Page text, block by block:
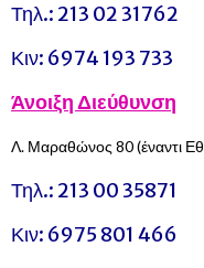
Τηλ.: 213 02 31762
Κιν: 6974 193 733
Άνοιξη Διεύθυνση
Λ. Μαραθώνος 80 (έναντι
Τηλ.: 213 00 35871
Κιν: 6975 801 466